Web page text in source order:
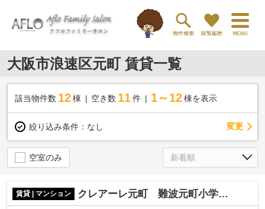
大阪市浪速区元町 賃貸一覧
該当物件数 12棟 空き数 11 件 1～12 棟を表示
絞り込み条件： なし 変更
空室のみ
賃貸 | マンション クレアーレ元町 難波元町小学校区